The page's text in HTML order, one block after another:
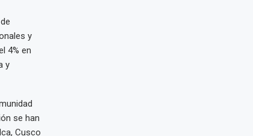
y
4% en
y
se han
Cusco